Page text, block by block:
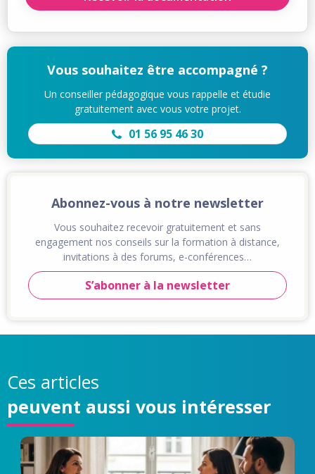
Vous souhaitez être accompagné ?
Un conseiller pédagogique vous rappelle et étudie
gratuitement avec vous votre projet.
01 56 95 46 30
Abonnez-vous à notre newsletter
Vous souhaitez recevoir gratuitement et sans
engagement nos conseils sur la formation à distance,
invitations à des forums, e-conférences…
S’abonner à la newsletter
Ces articles
peuvent aussi vous intéresser